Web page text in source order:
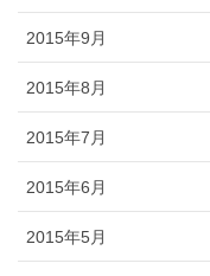
2015年9月
2015年8月
2015年7月
2015年6月
2015年5月